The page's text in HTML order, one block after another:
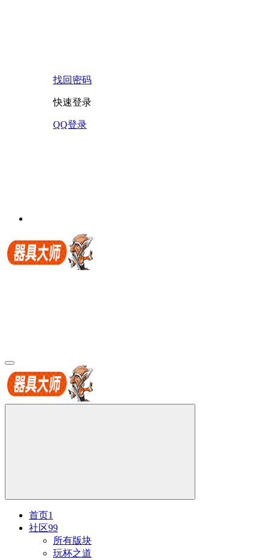
找回密码
快速登录
QQ登录
首页1
社区99
所有版块
玩杯之道